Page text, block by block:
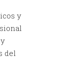
y
del